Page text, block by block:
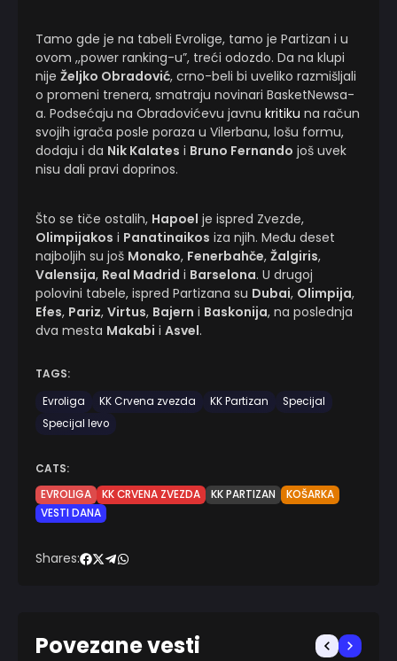
Tamo gde je na tabeli Evrolige, tamo je Partizan i u
ovom ,,power ranking-u”, treći odozdo. Da na klupi
nije Željko Obradović, crno-beli bi uveliko razmišljali
o promeni trenera, smatraju novinari BasketNewsa-
a. Podsećaju na Obradovićevu javnu kritiku na račun
svojih igrača posle poraza u Vilerbanu, lošu formu,
dodaju i da Nik Kalates i Bruno Fernando još uvek
nisu dali pravi doprinos.
Što se tiče ostalih, Hapoel je ispred Zvezde,
Olimpijakos i Panatinaikos iza njih. Među deset
najboljih su još Monako, Fenerbahče, Žalgiris,
Valensija, Real Madrid i Barselona. U drugoj
polovini tabele, ispred Partizana su Dubai, Olimpija,
Efes, Pariz, Virtus, Bajern i Baskonija, na poslednja
dva mesta Makabi i Asvel.
TAGS:
Evroliga
KK Crvena zvezda KK Partizan
Specijal
Specijal levo
CATS:
EVROLIGA
KK CRVENA ZVEZDA KK PARTIZAN
KOŠARKA
VESTI DANA
Shares:
Povezane vesti